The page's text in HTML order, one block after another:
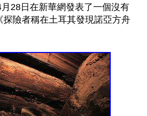
28日在新華網發表了一個沒有
探險者稱在土耳其發現諾亞方舟